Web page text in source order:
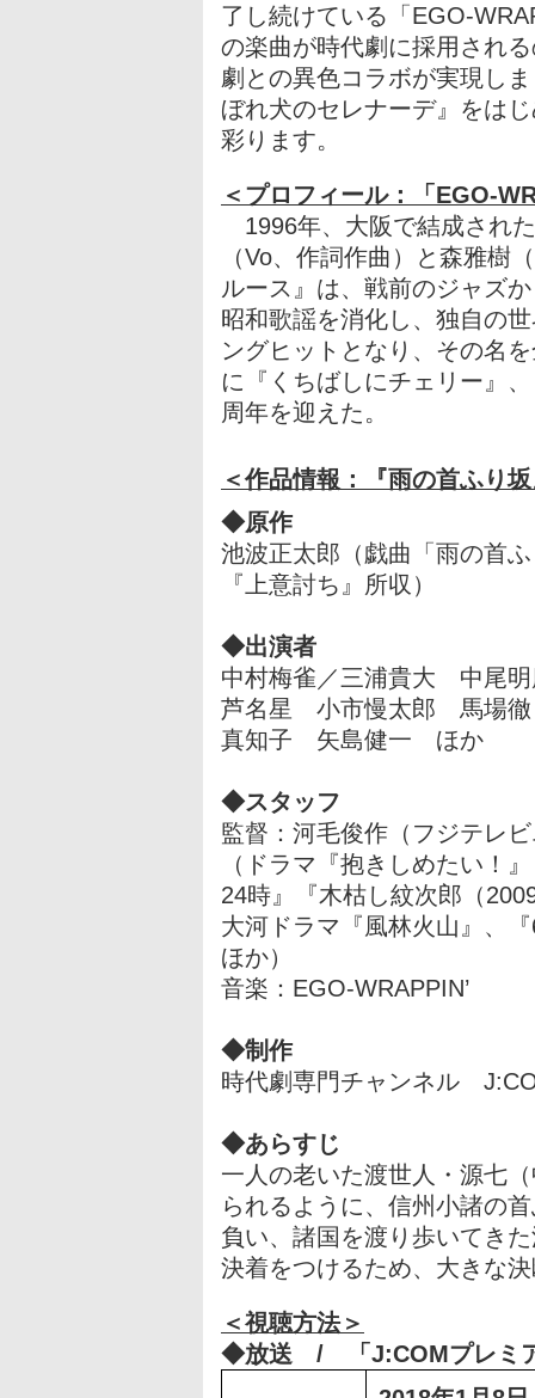
了し続けている「EGO-
の楽曲が時代劇に採用され
劇との異色コラボが実現し
ぼれ犬のセレナーデ』をは
彩ります。
＜プロフィール：「EGO-
1996年、大阪で結成され
（Vo、作詞作曲）と森雅樹
ルース』は、戦前のジャズ
昭和歌謡を消化し、独自の
ングヒットとなり、その名
に『くちばしにチェリー』
周年を迎えた。
＜作品情報：『雨の首ふり
◆原作
池波正太郎（戯曲「雨の首
『上意討ち』所収）
◆出演者
中村梅雀／三浦貴大 中尾
芦名星 小市慢太郎 馬場
真知子 矢島健一 ほか
◆スタッフ
監督：河毛俊作（フジテレ
（ドラマ『抱きしめたい！
24時』『木枯し紋次郎（
大河ドラマ『風林火山』、
ほか）
音楽：EGO-WRAPPIN’
◆制作
時代劇専門チャンネル
◆あらすじ
一人の老いた渡世人・源七
られるように、信州小諸の
負い、諸国を渡り歩いてき
決着をつけるため、大きな
＜視聴方法＞
◆放送 / 「J:COMプレミ